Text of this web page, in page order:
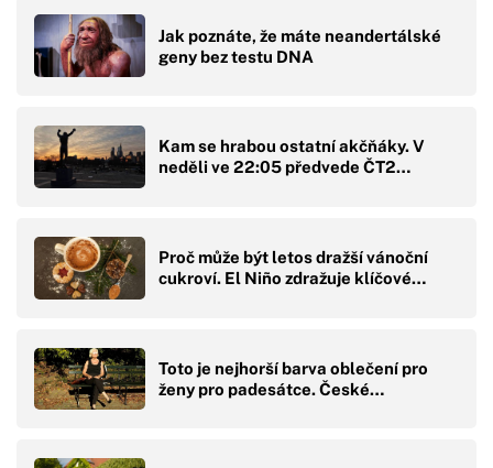
Jak poznáte, že máte neandertálské
geny bez testu DNA
Kam se hrabou ostatní akčňáky. V
neděli ve 22:05 předvede ČT2…
Proč může být letos dražší vánoční
cukroví. El Niño zdražuje klíčové…
Toto je nejhorší barva oblečení pro
ženy pro padesátce. České…